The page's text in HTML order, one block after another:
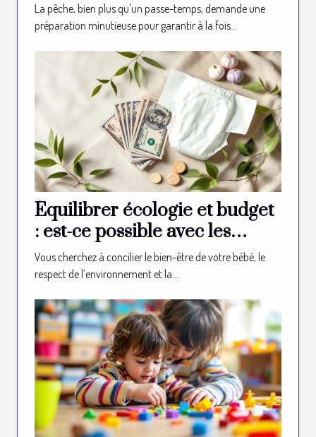
expérience de pêche ?
La pêche, bien plus qu'un passe-temps, demande une
préparation minutieuse pour garantir à la fois...
Équilibrer écologie et budget
: est-ce possible avec les
couches bio ?
Vous cherchez à concilier le bien-être de votre bébé, le
respect de l’environnement et la...